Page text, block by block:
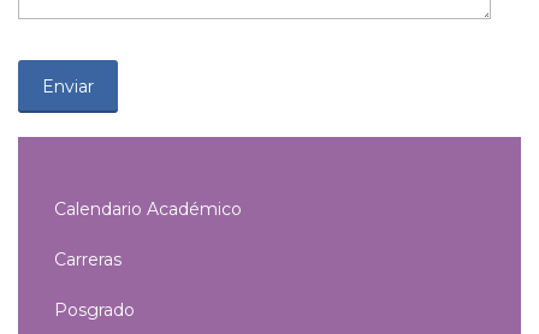
Calendario Académico
Carreras
Posgrado